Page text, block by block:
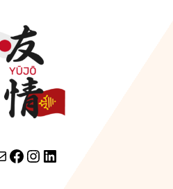
lien facebook Instagram LinkedIn